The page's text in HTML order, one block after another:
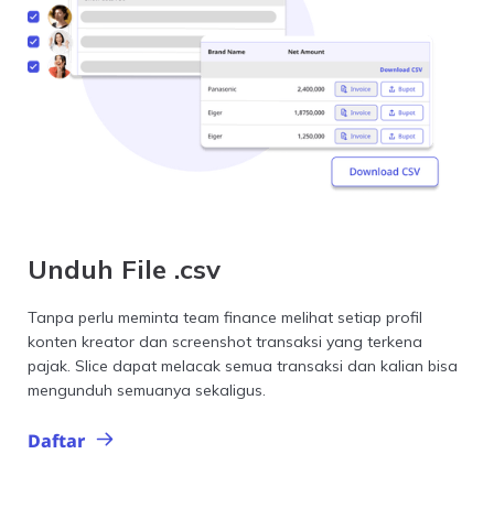
Unduh File .csv
Tanpa perlu meminta team finance melihat setiap profil
konten kreator dan screenshot transaksi yang terkena
pajak. Slice dapat melacak semua transaksi dan kalian bisa
mengunduh semuanya sekaligus.
Daftar